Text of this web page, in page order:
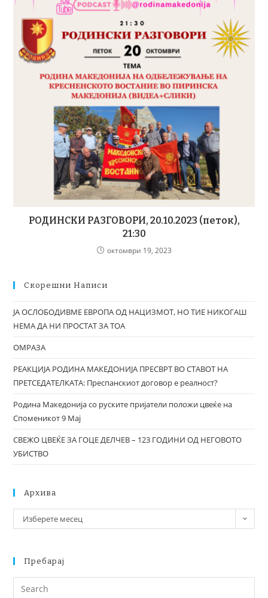
РОДИНСКИ РАЗГОВОРИ, 20.10.2023 (петок),
21:30
октомври 19, 2023
Скорешни Написи
ЈА ОСЛОБОДИВМЕ ЕВРОПА ОД НАЦИЗМОТ, НО ТИЕ НИКОГАШ
НЕМА ДА НИ ПРОСТАТ ЗА ТОА
ОМРАЗА
РЕАКЦИЈА РОДИНА МАКЕДОНИЈА ПРЕСВРТ ВО СТАВОТ НА
ПРЕТСЕДАТЕЛКАТА: Преспанскиот договор е реалност?
Родина Македонија со руските пријатели положи цвеќе на
Споменикот 9 Мај
СВЕЖО ЦВЕЌЕ ЗА ГОЦЕ ДЕЛЧЕВ – 123 ГОДИНИ ОД НЕГОВОТО
УБИСТВО
Архива
Изберете месец
Пребарај